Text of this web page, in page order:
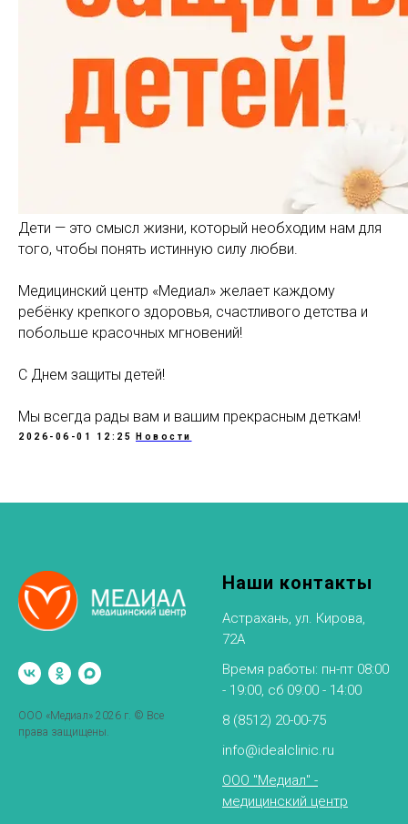
Дети — это смысл жизни, который необходим нам для
того, чтобы понять истинную силу любви.
Медицинский центр «Медиал» желает каждому
ребёнку крепкого здоровья, счастливого детства и
побольше красочных мгновений!
С Днем защиты детей!
Мы всегда рады вам и вашим прекрасным деткам!
2026-06-01 12:25 Новости
ООО «Медиал» 2026 г. © Все
права защищены.
Наши контакты
Астрахань, ул. Кирова,
72А
Время работы: пн-пт 08:00
- 19:00, сб 09:00 - 14:00
8 (8512) 20-00-75
info@idealclinic.ru
ООО "Медиал" -
медицинский центр